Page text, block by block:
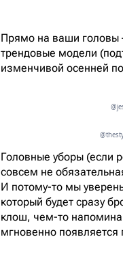
Прямо на ваши головы
трендовые модели
изменчивой осенней
Головные уборы (если
совсем не
И потому-то мы
который будет сразу
клош, чем-то
мгновенно